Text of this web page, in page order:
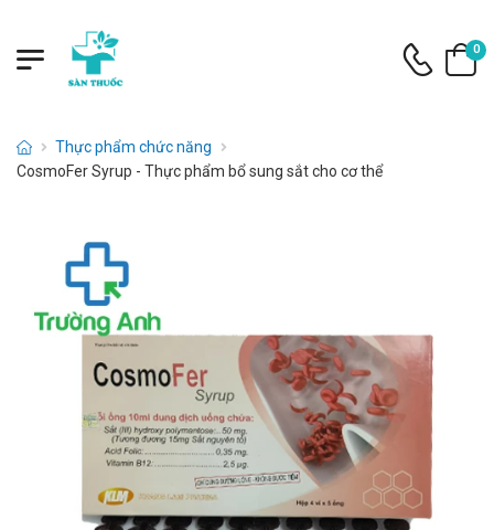
0
Thực phẩm chức năng
CosmoFer Syrup - Thực phẩm bổ sung sắt cho cơ thể